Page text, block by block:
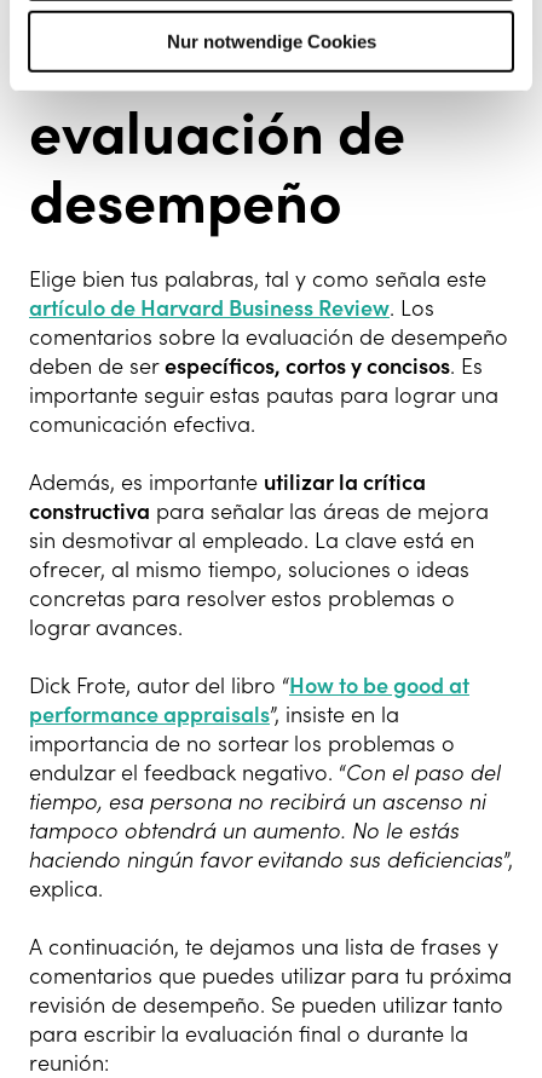
Nur notwendige Cookies
en una
evaluación de
desempeño
Elige bien tus palabras, tal y como señala este
artículo de Harvard Business Review. Los
comentarios sobre la evaluación de desempeño
deben de serespecíficos, cortos y concisos. Es
importante seguir estas pautas para lograr una
comunicación efectiva.
Además, es importante utilizar la crítica
constructiva para señalar las áreas de mejora
sin desmotivar al empleado. La clave está en
ofrecer, al mismo tiempo, soluciones o ideas
concretas para resolver estos problemas o
lograr avances.
Dick Frote, autor del libro “How to be good at
performance appraisals”, insiste en la
importancia de no sortear los problemas o
endulzar el feedback negativo. “Con el paso del
tiempo, esa persona no recibirá un ascenso ni
tampoco obtendrá un aumento. No le estás
haciendo ningún favor evitando sus deficiencias”,
explica.
A continuación, te dejamos una lista de frases y
comentarios que puedes utilizar para tu próxima
revisión de desempeño. Se pueden utilizar tanto
para escribir la evaluación final o durante la
reunión: